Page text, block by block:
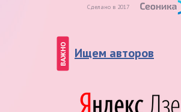
Сделано в 2017
ВАЖНО Ищем авторов